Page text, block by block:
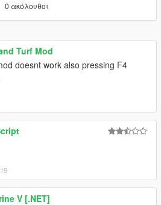
0 ακόλουθοι
Turf Mod
doesnt work also pressing F4
V [.NET]